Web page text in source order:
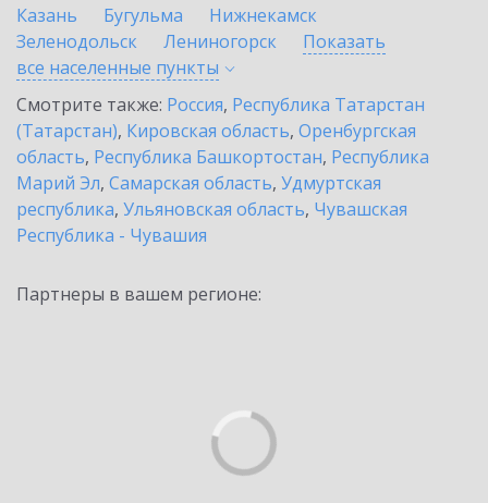
Казань
Бугульма
Нижнекамск
Зеленодольск
Лениногорск
Показать
все населенные пункты
Смотрите также: Россия, Республика Татарстан
(Татарстан), Кировская область, Оренбургская
область, Республика Башкортостан, Республика
Марий Эл, Самарская область, Удмуртская
республика, Ульяновская область, Чувашская
Республика - Чувашия
Партнеры в вашем регионе: